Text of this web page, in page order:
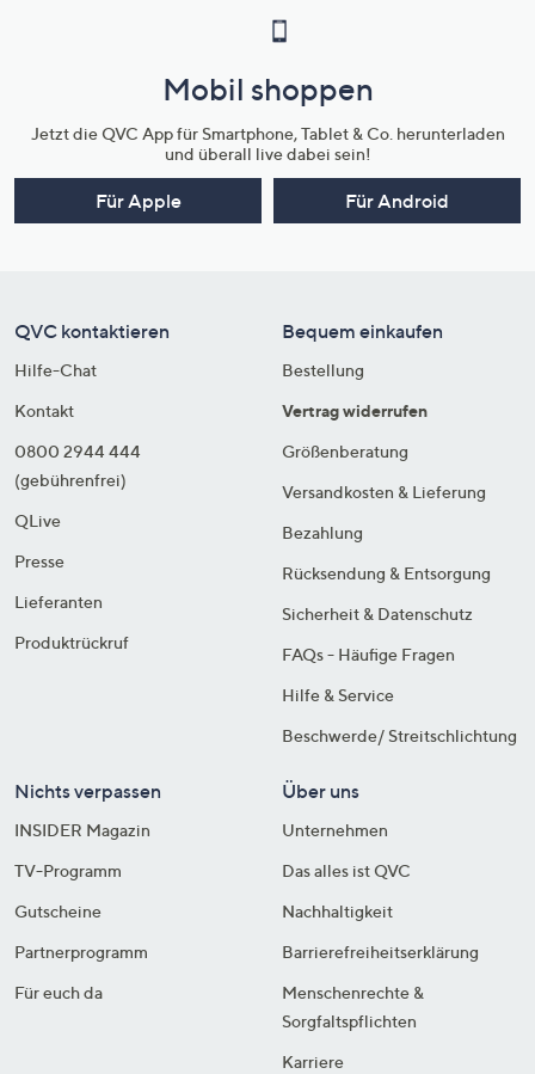
Mobil shoppen
Jetzt die QVC App für Smartphone, Tablet & Co. herunterladen
und überall live dabei sein!
Für Apple Für Android
QVC kontaktieren
Hilfe-Chat
Kontakt
0800 2944 444
(gebührenfrei)
QLive
Presse
Lieferanten
Produktrückruf
Bequem einkaufen
Bestellung
Vertrag widerrufen
Größenberatung
Versandkosten & Lieferung
Bezahlung
Rücksendung & Entsorgung
Sicherheit & Datenschutz
FAQs - Häufige Fragen
Hilfe & Service
Beschwerde/ Streitschlichtung
Nichts verpassen
INSIDER Magazin
TV-Programm
Gutscheine
Partnerprogramm
Für euch da
Über uns
Unternehmen
Das alles ist QVC
Nachhaltigkeit
Barrierefreiheitserklärung
Menschenrechte &
Sorgfaltspflichten
Karriere